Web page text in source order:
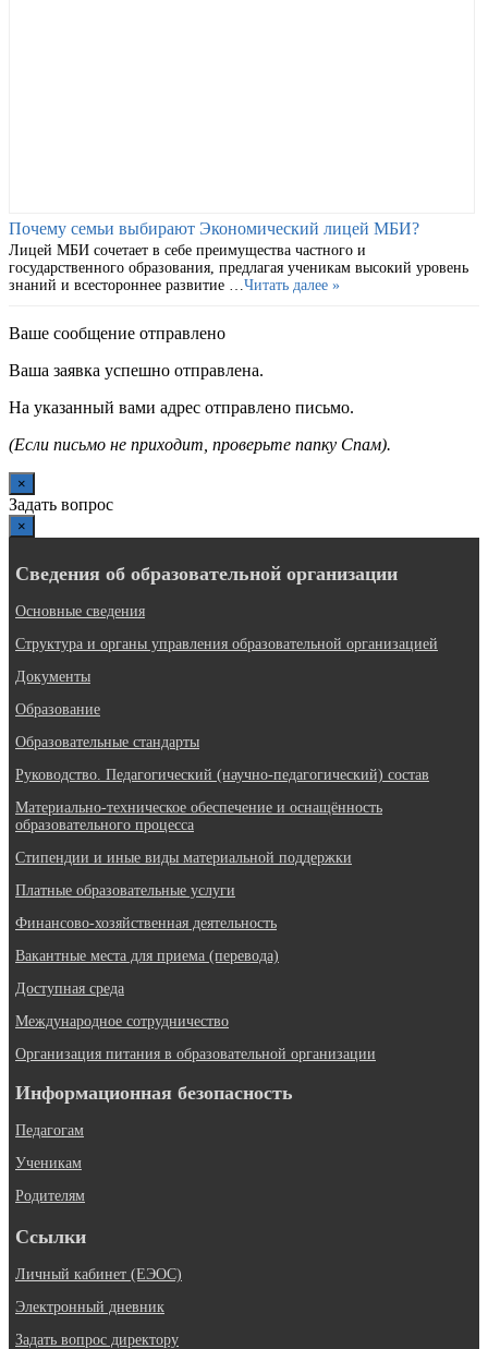
Почему семьи выбирают Экономический лицей МБИ?
Лицей МБИ сочетает в себе преимущества частного и
государственного образования, предлагая ученикам высокий уровень
знаний и всестороннее развитие … Читать далее »
Ваше сообщение отправлено
Ваша заявка успешно отправлена.
На указанный вами адрес отправлено письмо.
(Если письмо не приходит, проверьте папку Спам).
×
Задать вопрос
×
Сведения об образовательной организации
Основные сведения
Структура и органы управления образовательной организацией
Документы
Образование
Образовательные стандарты
Руководство. Педагогический (научно-педагогический) состав
Материально-техническое обеспечение и оснащённость
образовательного процесса
Стипендии и иные виды материальной поддержки
Платные образовательные услуги
Финансово-хозяйственная деятельность
Вакантные места для приема (перевода)
Доступная среда
Международное сотрудничество
Организация питания в образовательной организации
Информационная безопасность
Педагогам
Ученикам
Родителям
Ссылки
Личный кабинет (ЕЭОС)
Электронный дневник
Задать вопрос директору